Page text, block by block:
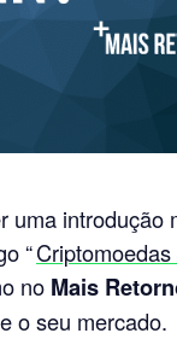
uma introdução
“
no Mais
o seu mercado.